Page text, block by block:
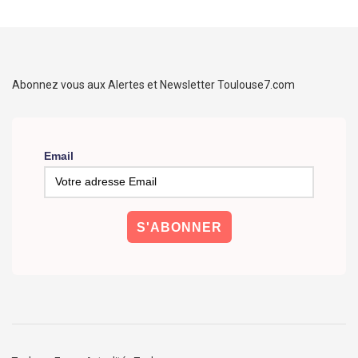
Abonnez vous aux Alertes et Newsletter Toulouse7.com
Email